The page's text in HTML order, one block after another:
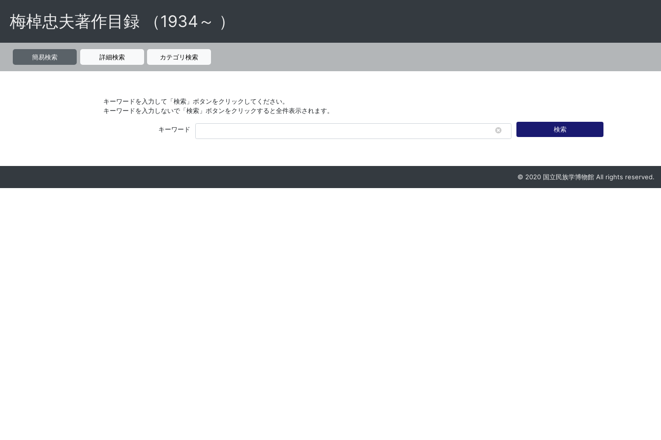
梅棹忠夫著作目録 （1934～ ）
簡易検索 詳細検索 カテゴリ検索
キーワードを入力して「検索」ボタンをクリックしてください。
キーワードを入力しないで「検索」ボタンをクリックすると全件表示されます。
キーワード 検索
© 2020 国立民族学博物館 All rights reserved.